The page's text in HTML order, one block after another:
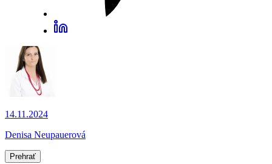
14.11.2024
Denisa Neupauerová
Prehrať